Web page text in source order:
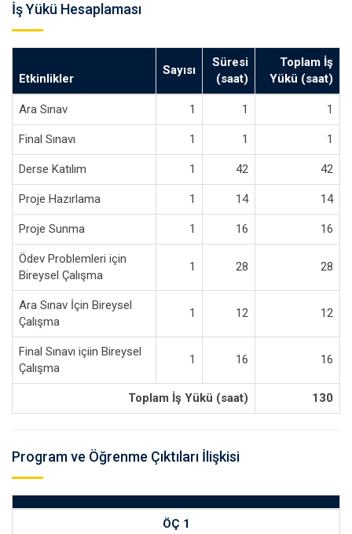
İş Yükü Hesaplaması
Etkinlikler
Sayısı
Süresi
(saat)
Toplam İş
Yükü (saat)
Ara Sınav 1 1 1
Final Sınavı 1 1 1
Derse Katılım 1 42 42
Proje Hazırlama 1 14 14
Proje Sunma 1 16 16
Ödev Problemleri için
Bireysel Çalışma
1 28 28
Ara Sınav İçin Bireysel
Çalışma
1 12 12
Final Sınavı içiin Bireysel
Çalışma
1 16 16
Toplam İş Yükü (saat) 130
Program ve Öğrenme Çıktıları İlişkisi
ÖÇ 1